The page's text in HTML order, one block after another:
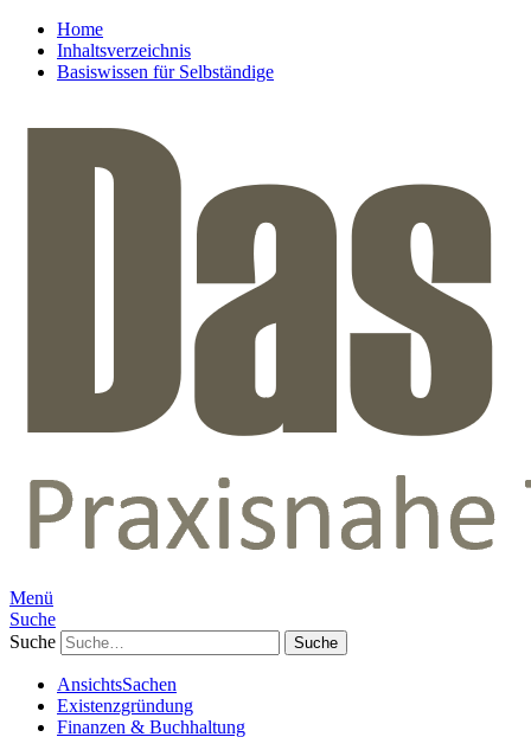
Home
Inhaltsverzeichnis
Basiswissen für Selbständige
Menü
Suche
Suche
AnsichtsSachen
Existenzgründung
Finanzen & Buchhaltung